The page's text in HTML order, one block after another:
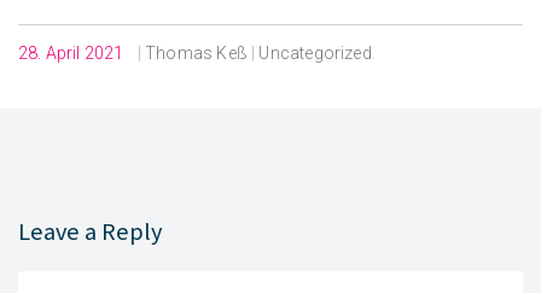
28. April 2021 |Thomas Keß Uncategorized.
Leave a Reply